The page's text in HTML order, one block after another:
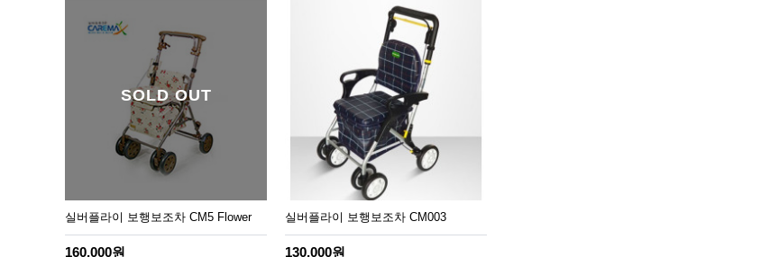
SOLD OUT
실버플라이 보행보조차 CM5 Flower
160,000원
실버플라이 보행보조차 CM003
130,000원